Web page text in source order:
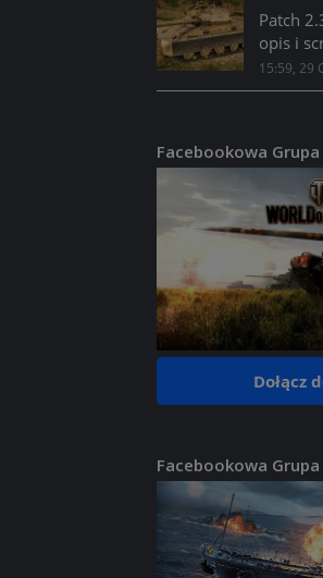
Patch
opis i
15:59, 29
Facebookowa
Dołącz
Facebookowa Grupa